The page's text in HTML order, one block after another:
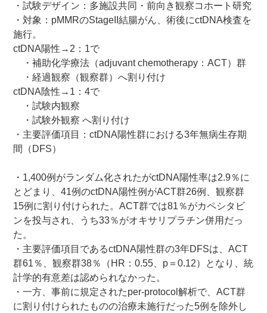
・試験デザイン：多施設共同・前向き観察コホート研究
・対象：pMMRのStageII結腸がん、術後にctDNA検査を
施行。
ctDNA陽性→2：1で
・補助化学療法（adjuvant chemotherapy：ACT）群
・経過観察（観察群）へ割り付け
ctDNA陰性→1：4で
・試験内観察
・試験外観察 へ割り付け
・主要評価項目：ctDNA陽性群における3年無病生存期
間（DFS）
・1,400例がランダム化されたがctDNA陽性率は2.9％に
とどまり、41例のctDNA陽性例がACT群26例、観察群
15例に割り付けられた。ACT群では81％がカペシタビ
ンを投与され、うち33％がオキサリプラチン併用だっ
た。
・主要評価項目であるctDNA陽性群の3年DFSは、ACT
群61％、観察群38％（HR：0.55、p＝0.12）となり、統
計学的有意差は認められなかった。
・一方、事前に規定されたper-protocol解析で、ACT群
に割り付けられたものの治療未施行だった5例を除外し